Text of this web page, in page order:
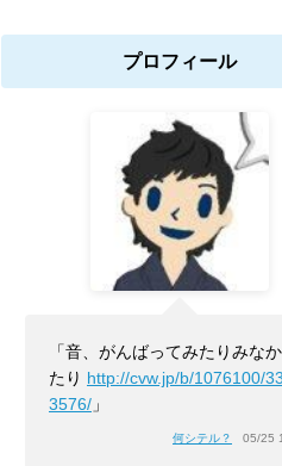
プロフィール
「音、がんばってみたりみな
たり http://cvw.jp/b/1076100/
3576/ 」
何シテル？ 05/25